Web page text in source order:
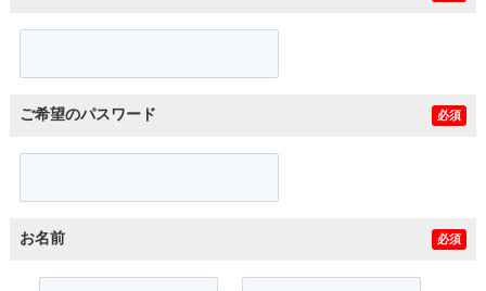
ご希望のパスワード 必須
お名前 必須